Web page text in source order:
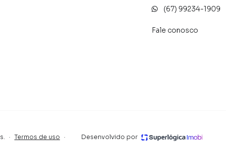
(67) 99234-1909
Fale conosco
· Termos de uso · Desenvolvido por